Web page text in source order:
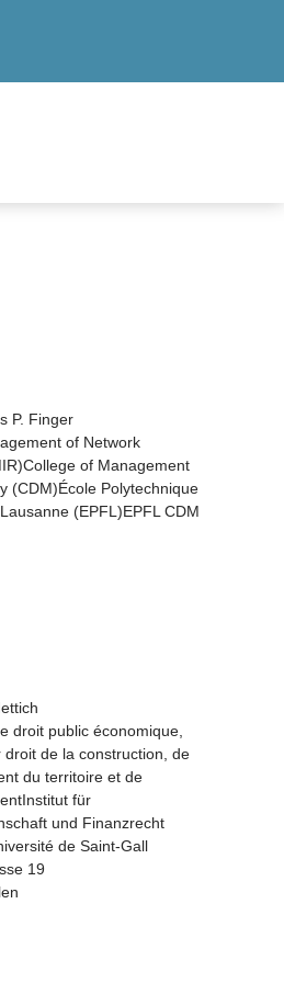
P. Finger
of Network
of Management
(CDM)École Polytechnique
(EPFL)EPFL CDM
droit public économique,
droit de la construction, de
du territoire et de
für
und Finanzrecht
de Saint-Gall
19